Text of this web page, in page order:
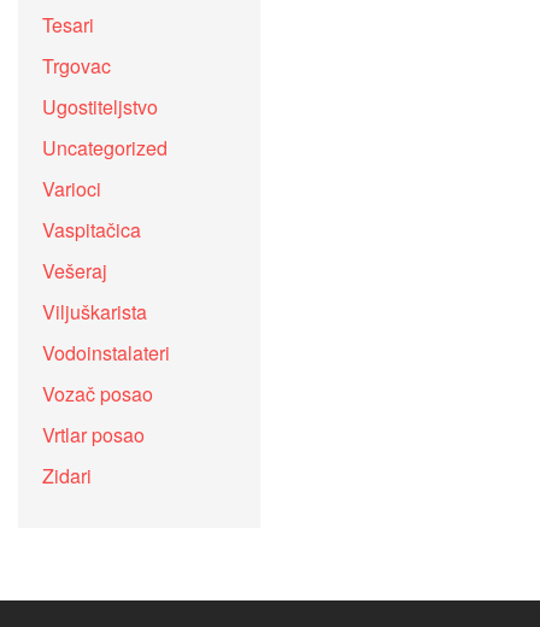
Tesari
Trgovac
Ugostiteljstvo
Uncategorized
Varioci
Vaspitačica
Vešeraj
Viljuškarista
Vodoinstalateri
Vozač posao
Vrtlar posao
Zidari